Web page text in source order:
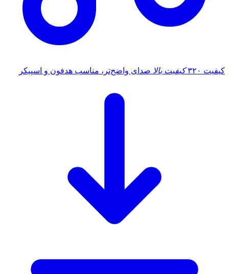
کیفیت ۳۲۰ کیفیت بالا صدای واضح‌تر، مناسب هدفون و اسپیکر